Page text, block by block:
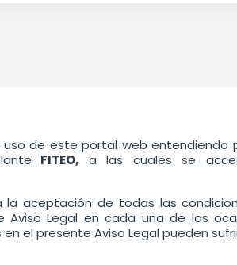
de este portal web entendiendo
FITEO, a las cuales se
aceptación de todas las
Legal en cada una de las
el presente Aviso Legal pueden